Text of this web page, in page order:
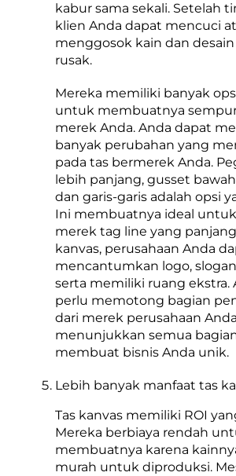
kabur sama sekali. Setelah
klien Anda dapat mencuci
menggosok kain dan
rusak.
Mereka memiliki banyak
untuk membuatnya
merek Anda. Anda dapat
banyak perubahan yang
pada tas bermerek Anda.
lebih panjang, gusset
dan garis-garis adalah opsi
Ini membuatnya ideal
merek tag line yang
kanvas, perusahaan Anda
mencantumkan logo,
serta memiliki ruang ekstra.
perlu memotong bagian
dari merek perusahaan
menunjukkan semua
membuat bisnis Anda unik.
Lebih banyak manfaat tas
Tas kanvas memiliki ROI
Mereka berbiaya rendah
membuatnya karena
murah untuk diproduksi.